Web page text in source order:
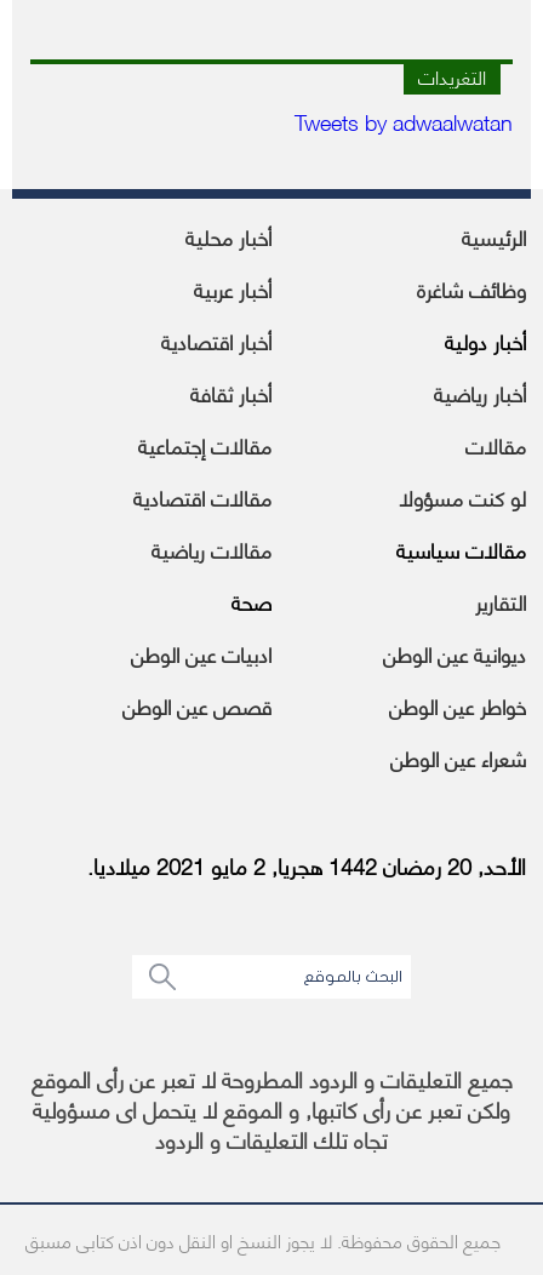
التغريدات
Tweets by adwaalwatan
الرئيسية
أخبار محلية
وظائف شاغرة
أخبار عربية
أخبار دولية
أخبار اقتصادية
أخبار رياضية
أخبار ثقافة
مقالات
مقالات إجتماعية
لو كنت مسؤولا
مقالات اقتصادية
مقالات سياسية
مقالات رياضية
التقارير
صحة
ديوانية عين الوطن
ادبيات عين الوطن
خواطر عين الوطن
قصص عين الوطن
شعراء عين الوطن
الأحد, 20 رمضان 1442 هجريا, 2 مايو 2021 ميلاديا.
جميع التعليقات و الردود المطروحة لا تعبر عن رأى الموقع
ولكن تعبر عن رأى كاتبها, و الموقع لا يتحمل اى مسؤولية
تجاه تلك التعليقات و الردود
جميع الحقوق محفوظة. لا يجوز النسخ او النقل دون اذن كتابى مسبق